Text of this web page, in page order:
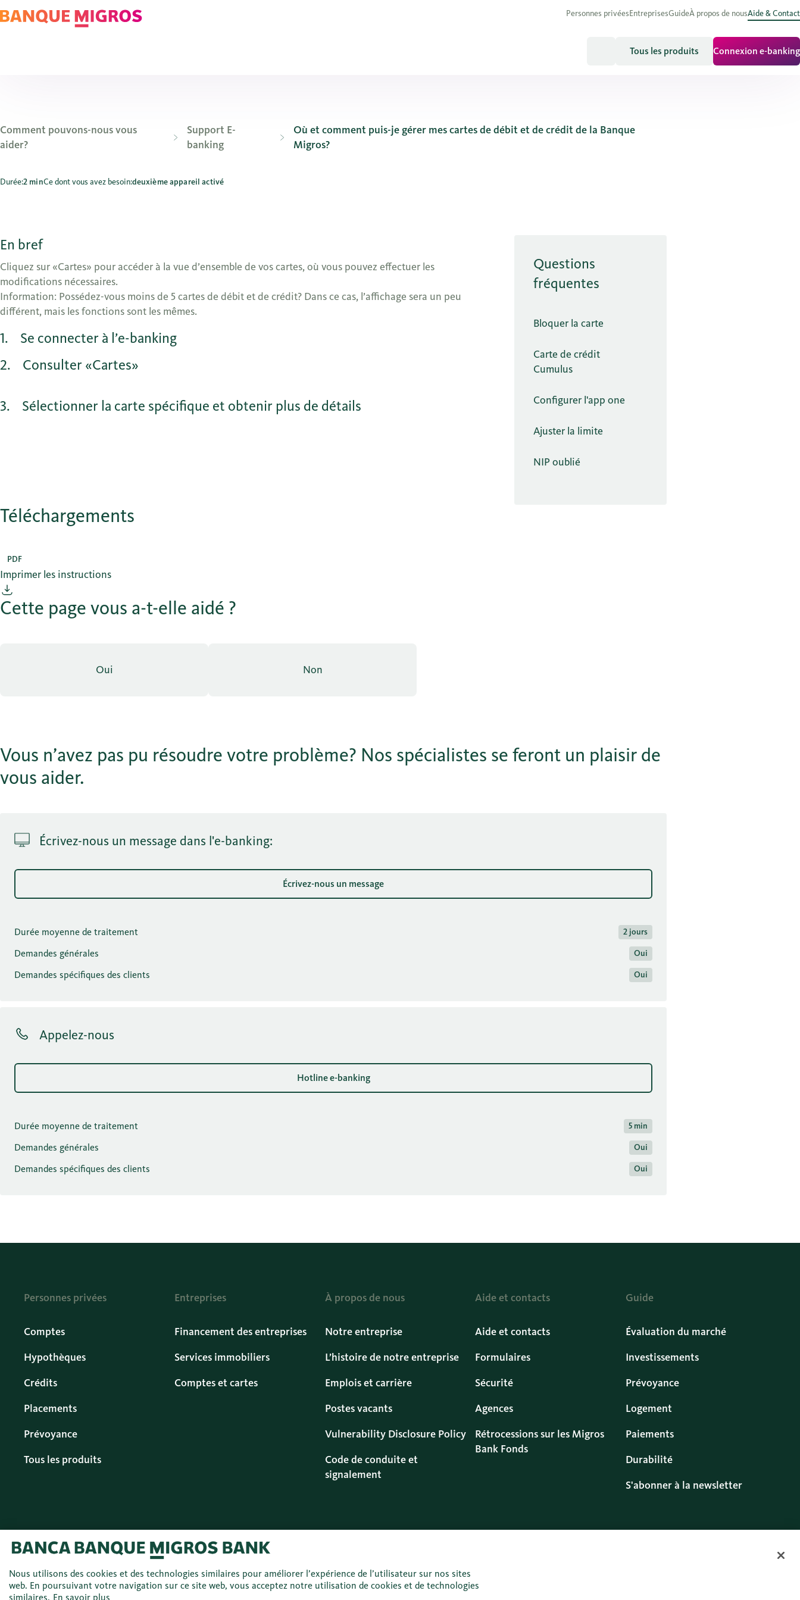
Personnes privéesEntreprisesGuideÀ propos de nousAide & Contact
Tous les produits Connexion e-banking
Comment pouvons-nous vous
aider?
Support E-
banking
Où et comment puis-je gérer mes cartes de débit et de crédit de la Banque
Migros?
Où et comment puis-je gérer mes cartes de débit et de crédit de la Banque Migros?
Durée:2 minCe dont vous avez besoin:deuxième appareil activé
En bref
Cliquez sur «Cartes» pour accéder à la vue d’ensemble de vos cartes, où vous pouvez effectuer les
modifications nécessaires.
Information: Possédez-vous moins de 5 cartes de débit et de crédit? Dans ce cas, l’affichage sera un peu
différent, mais les fonctions sont les mêmes.
1
Se connecter à l’e-banking
2
Consulter «Cartes»
3 Sélectionner la carte spécifique et obtenir plus de détails
Questions
fréquentes
Bloquer la carte
Carte de crédit
Cumulus
Configurer l'app one
Ajuster la limite
NIP oublié
Téléchargements
PDF
Imprimer les instructions
Cette page vous a-t-elle aidé ?
Oui Non
Vous n’avez pas pu résoudre votre problème? Nos spécialistes se feront un plaisir de
vous aider.
Écrivez-nous un message dans l'e-banking:
Écrivez-nous un message
Durée moyenne de traitement 2 jours
Demandes générales Oui
Demandes spécifiques des clients Oui
Appelez-nous
Hotline e-banking
Durée moyenne de traitement 5 min
Demandes générales Oui
Demandes spécifiques des clients Oui
Personnes privées
Comptes
Hypothèques
Crédits
Placements
Prévoyance
Tous les produits
Entreprises
Financement des entreprises
Services immobiliers
Comptes et cartes
À propos de nous
Notre entreprise
L’histoire de notre entreprise
Emplois et carrière
Postes vacants
Vulnerability Disclosure Policy
Code de conduite et
signalement
Aide et contacts
Aide et contacts
Formulaires
Sécurité
Agences
Rétrocessions sur les Migros
Bank Fonds
Guide
Évaluation du marché
Investissements
Prévoyance
Logement
Paiements
Durabilité
S'abonner à la newsletter
Français (FR)
© 2026 Banque
Migros SA
Protection des
données
Informations
légales
Impressum
Nous utilisons des cookies et des technologies similaires pour améliorer l’expérience de l’utilisateur sur nos sites
web. En poursuivant votre navigation sur ce site web, vous acceptez notre utilisation de cookies et de technologies
similaires. En savoir plus